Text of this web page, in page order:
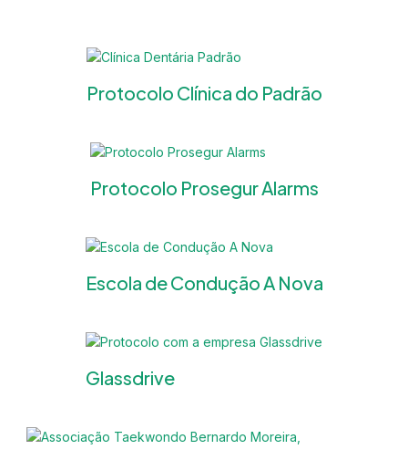
Protocolo Clínica do Padrão
Protocolo Prosegur Alarms
Escola de Condução A Nova
Glassdrive